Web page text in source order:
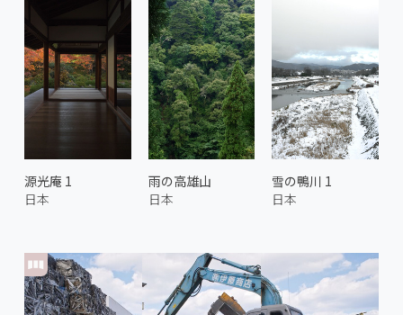
源光庵 1
日本
雨の高雄山
日本
雪の鴨川 1
日本